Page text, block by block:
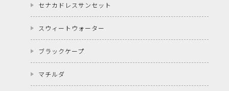
セナカドレスサンセット
スウィートウォーター
ブラックケープ
マチルダ